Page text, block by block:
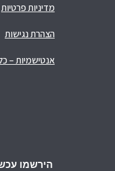
מדיניות פרטיות
הצהרת נגישות
אנטישמיות –
הירשמו